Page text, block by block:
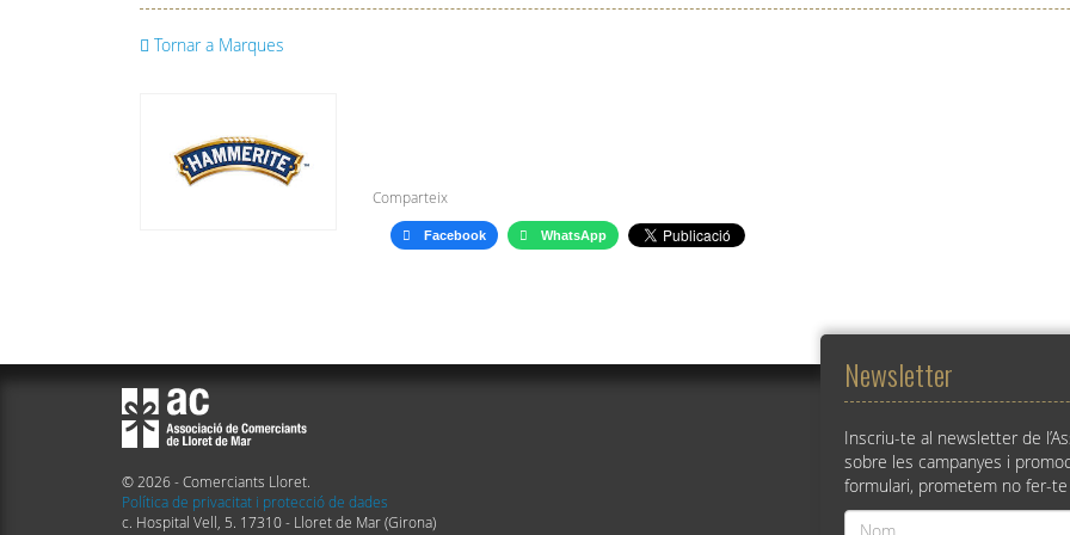
Tornar a Marques
Comparteix
Facebook WhatsApp
© 2026 - Comerciants Lloret.
Política de privacitat i protecció de dades
c. Hospital Vell, 5. 17310 - Lloret de Mar (Girona)
Newsletter
Inscriu-te al newsletter de
sobre les campanyes i
formulari, prometem no fer-te
Nom